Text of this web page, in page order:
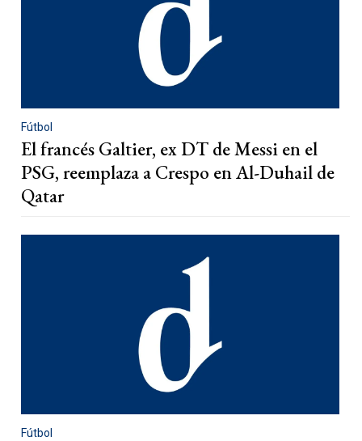
Fútbol
El francés Galtier, ex DT de Messi en el
PSG, reemplaza a Crespo en Al-Duhail de
Qatar
Fútbol